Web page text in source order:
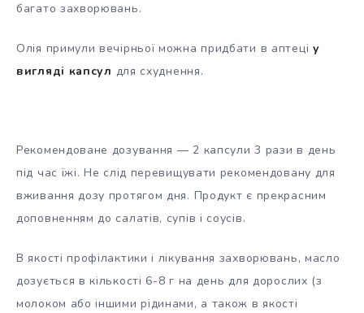
багато захворювань.
Олія примули вечірньої можна придбати в аптеці у
вигляді капсул для схуднення.
Рекомендоване дозування — 2 капсули 3 рази в день
під час їжі. Не слід перевищувати рекомендовану для
вживання дозу протягом дня. Продукт є прекрасним
доповненням до салатів, супів і соусів.
В якості профілактики і лікування захворювань, масло
дозується в кількості 6-8 г на день для дорослих (з
молоком або іншими рідинами, а також в якості